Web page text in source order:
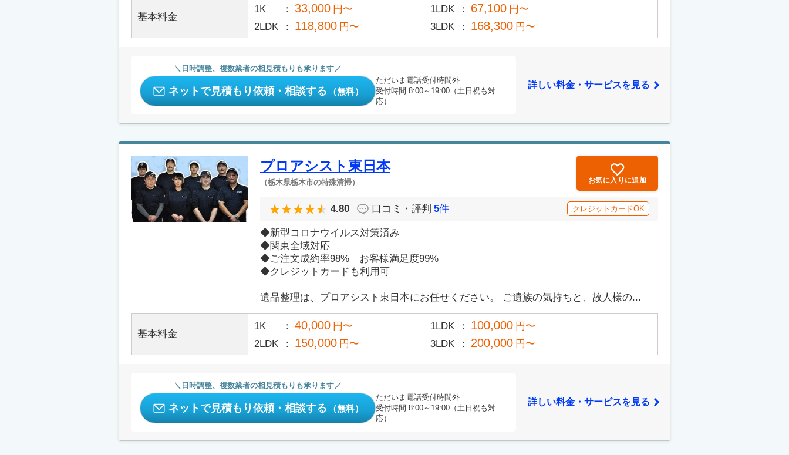
基本料金
1K 33,000 円〜 1LDK 67,100 円〜
2LDK
118,800 円〜 3LDK 168,300 円〜
日時調整、複数業者の相見積もりも承ります
ネットで見積もり依頼・相談する （無料）
ただいま電話受付時間外
受付時間 8:00～19:00（土日祝も対
応）
詳しい料金・サービスを見る
プロアシスト東日本
（栃木県栃木市の特殊清掃） お気に入りに追加
4.80 口コミ・評判 5件 クレジットカードOK
◆新型コロナウイルス対策済み
◆関東全域対応
◆ご注文成約率98% お客様満足度99%
◆クレジットカードも利用可
遺品整理は、プロアシスト東日本にお任せください。 ご遺族の気持ちと、故人様の...
基本料金
1K 40,000 円〜 1LDK 100,000 円〜
2LDK
150,000 円〜 3LDK 200,000 円〜
日時調整、複数業者の相見積もりも承ります
ネットで見積もり依頼・相談する （無料）
ただいま電話受付時間外
受付時間 8:00～19:00（土日祝も対
応）
詳しい料金・サービスを見る